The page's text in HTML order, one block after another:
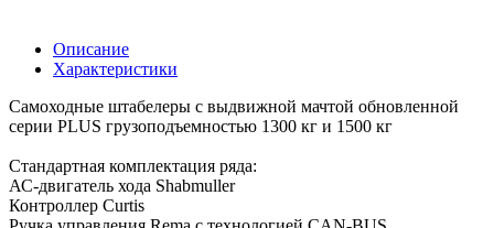
Описание
Характеристики
Самоходные штабелеры c выдвижной мачтой обновленной
серии PLUS грузоподъемностью 1300 кг и 1500 кг
Cтандартная комплектация ряда:
АС-двигатель хода Shabmuller
Контроллер Curtis